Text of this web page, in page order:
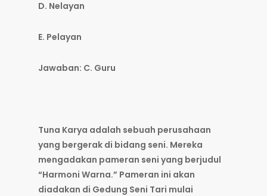
D. Nelayan
E. Pelayan
Jawaban: C. Guru
Tuna Karya adalah sebuah perusahaan
yang bergerak di bidang seni. Mereka
mengadakan pameran seni yang berjudul
“Harmoni Warna.” Pameran ini akan
diadakan di Gedung Seni Tari mulai